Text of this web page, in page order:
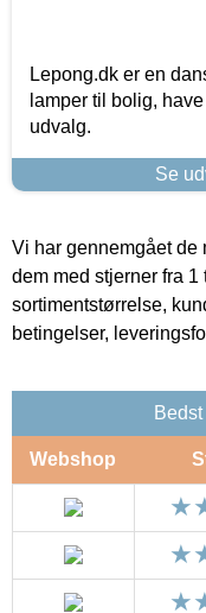
Lepong.dk er en
lamper til bolig,
udvalg.
Se
Vi har gennemgået
dem med stjerner fra
sortimentstørrelse,
betingelser,
Webshop